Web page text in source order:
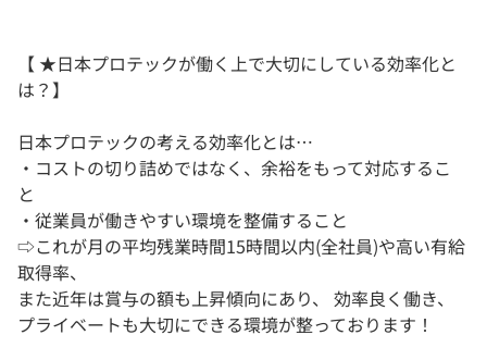
【 ★日本プロテックが働く上で大切にしている効率化と
は？】
日本プロテックの考える効率化とは…
・コストの切り詰めではなく、余裕をもって対応するこ
と
・従業員が働きやすい環境を整備すること
⇨これが月の平均残業時間15時間以内(全社員)や高い有給
取得率、
また近年は賞与の額も上昇傾向にあり、 効率良く働き、
プライベートも大切にできる環境が整っております！